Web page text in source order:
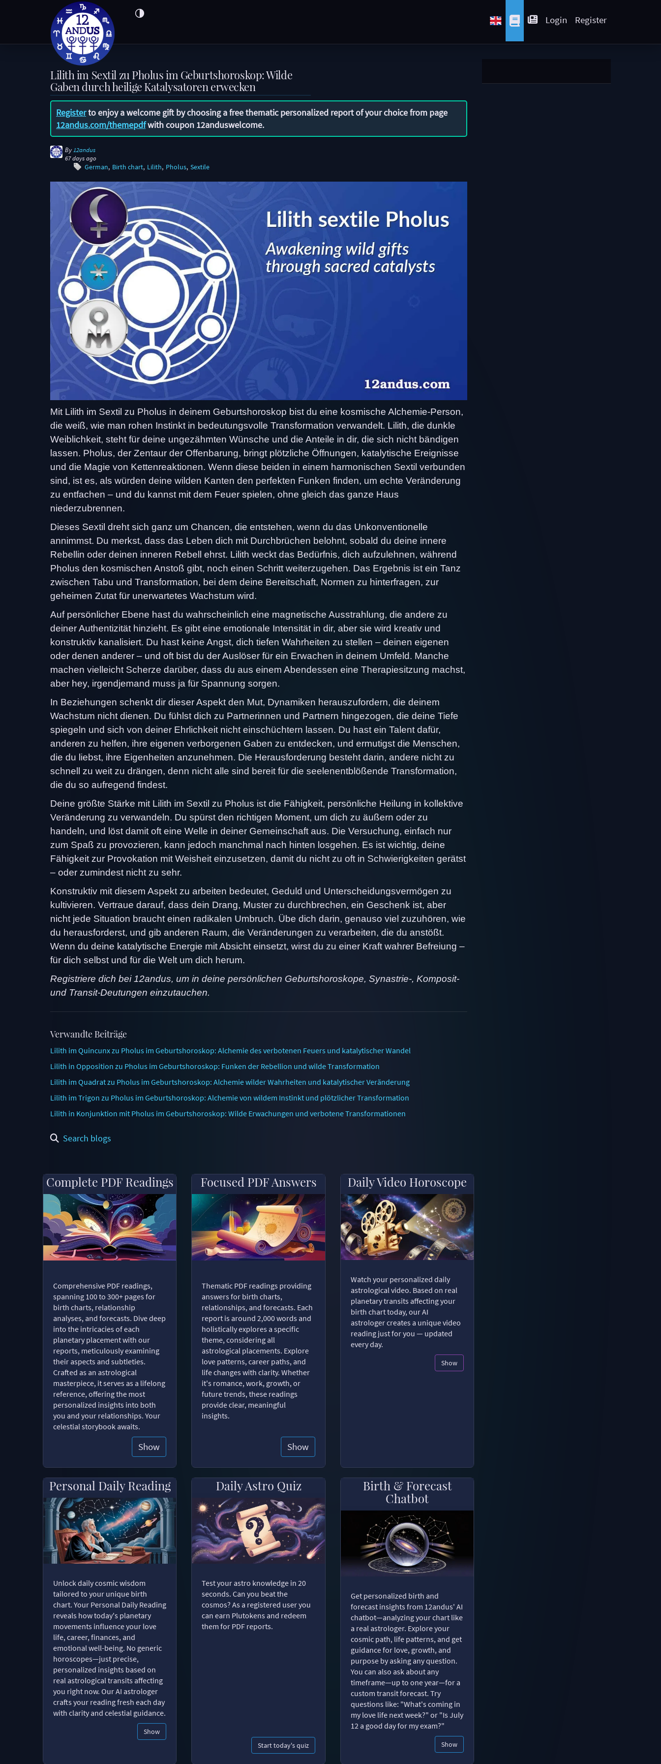
Login Register
Lilith im Sextil zu Pholus im Geburtshoroskop: Wilde
Gaben durch heilige Katalysatoren erwecken
Registerto enjoy a welcome gift by choosing a free thematic personalized report of your choice from page
12andus.com/themepdfwith coupon 12anduswelcome.
By 12andus
67 days ago
German Birth chart Lilith Pholus Sextile
Mit Lilith im Sextil zu Pholus in deinem Geburtshoroskop bist du eine kosmische Alchemie-Person,
die weiß, wie man rohen Instinkt in bedeutungsvolle Transformation verwandelt. Lilith, die dunkle
Weiblichkeit, steht für deine ungezähmten Wünsche und die Anteile in dir, die sich nicht bändigen
lassen. Pholus, der Zentaur der Offenbarung, bringt plötzliche Öffnungen, katalytische Ereignisse
und die Magie von Kettenreaktionen. Wenn diese beiden in einem harmonischen Sextil verbunden
sind, ist es, als würden deine wilden Kanten den perfekten Funken finden, um echte Veränderung
zu entfachen – und du kannst mit dem Feuer spielen, ohne gleich das ganze Haus
niederzubrennen.
Dieses Sextil dreht sich ganz um Chancen, die entstehen, wenn du das Unkonventionelle
annimmst. Du merkst, dass das Leben dich mit Durchbrüchen belohnt, sobald du deine innere
Rebellin oder deinen inneren Rebell ehrst. Lilith weckt das Bedürfnis, dich aufzulehnen, während
Pholus den kosmischen Anstoß gibt, noch einen Schritt weiterzugehen. Das Ergebnis ist ein Tanz
zwischen Tabu und Transformation, bei dem deine Bereitschaft, Normen zu hinterfragen, zur
geheimen Zutat für unerwartetes Wachstum wird.
Auf persönlicher Ebene hast du wahrscheinlich eine magnetische Ausstrahlung, die andere zu
deiner Authentizität hinzieht. Es gibt eine emotionale Intensität in dir, aber sie wird kreativ und
konstruktiv kanalisiert. Du hast keine Angst, dich tiefen Wahrheiten zu stellen – deinen eigenen
oder denen anderer – und oft bist du der Auslöser für ein Erwachen in deinem Umfeld. Manche
machen vielleicht Scherze darüber, dass du aus einem Abendessen eine Therapiesitzung machst,
aber hey, irgendjemand muss ja für Spannung sorgen.
In Beziehungen schenkt dir dieser Aspekt den Mut, Dynamiken herauszufordern, die deinem
Wachstum nicht dienen. Du fühlst dich zu Partnerinnen und Partnern hingezogen, die deine Tiefe
spiegeln und sich von deiner Ehrlichkeit nicht einschüchtern lassen. Du hast ein Talent dafür,
anderen zu helfen, ihre eigenen verborgenen Gaben zu entdecken, und ermutigst die Menschen,
die du liebst, ihre Eigenheiten anzunehmen. Die Herausforderung besteht darin, andere nicht zu
schnell zu weit zu drängen, denn nicht alle sind bereit für die seelenentblößende Transformation,
die du so aufregend findest.
Deine größte Stärke mit Lilith im Sextil zu Pholus ist die Fähigkeit, persönliche Heilung in kollektive
Veränderung zu verwandeln. Du spürst den richtigen Moment, um dich zu äußern oder zu
handeln, und löst damit oft eine Welle in deiner Gemeinschaft aus. Die Versuchung, einfach nur
zum Spaß zu provozieren, kann jedoch manchmal nach hinten losgehen. Es ist wichtig, deine
Fähigkeit zur Provokation mit Weisheit einzusetzen, damit du nicht zu oft in Schwierigkeiten gerätst
– oder zumindest nicht zu sehr.
Konstruktiv mit diesem Aspekt zu arbeiten bedeutet, Geduld und Unterscheidungsvermögen zu
kultivieren. Vertraue darauf, dass dein Drang, Muster zu durchbrechen, ein Geschenk ist, aber
nicht jede Situation braucht einen radikalen Umbruch. Übe dich darin, genauso viel zuzuhören, wie
du herausforderst, und gib anderen Raum, die Veränderungen zu verarbeiten, die du anstößt.
Wenn du deine katalytische Energie mit Absicht einsetzt, wirst du zu einer Kraft wahrer Befreiung –
für dich selbst und für die Welt um dich herum.
Registriere dich bei 12andus, um in deine persönlichen Geburtshoroskope, Synastrie-, Komposit-
und Transit-Deutungen einzutauchen.
Verwandte Beiträge
Lilith im Quincunx zu Pholus im Geburtshoroskop: Alchemie des verbotenen Feuers und katalytischer Wandel
Lilith in Opposition zu Pholus im Geburtshoroskop: Funken der Rebellion und wilde Transformation
Lilith im Quadrat zu Pholus im Geburtshoroskop: Alchemie wilder Wahrheiten und katalytischer Veränderung
Lilith im Trigon zu Pholus im Geburtshoroskop: Alchemie von wildem Instinkt und plötzlicher Transformation
Lilith in Konjunktion mit Pholus im Geburtshoroskop: Wilde Erwachungen und verbotene Transformationen
Search blogs
Complete PDF Readings
Comprehensive PDF readings,
spanning 100 to 300+ pages for
birth charts, relationship
analyses, and forecasts. Dive deep
into the intricacies of each
planetary placement with our
reports, meticulously examining
their aspects and subtleties.
Crafted as an astrological
masterpiece, it serves as a lifelong
reference, offering the most
personalized insights into both
you and your relationships. Your
celestial storybook awaits.
Show
Focused PDF Answers
Thematic PDF readings providing
answers for birth charts,
relationships, and forecasts. Each
report is around 2,000 words and
holistically explores a specific
theme, considering all
astrological placements. Explore
love patterns, career paths, and
life changes with clarity. Whether
it's romance, work, growth, or
future trends, these readings
provide clear, meaningful
insights.
Show
Daily Video Horoscope
Watch your personalized daily
astrological video. Based on real
planetary transits affecting your
birth chart today, our AI
astrologer creates a unique video
reading just for you — updated
every day.
Show
Personal Daily Reading
Unlock daily cosmic wisdom
tailored to your unique birth
chart. Your Personal Daily Reading
reveals how today's planetary
movements influence your love
life, career, finances, and
emotional well-being. No generic
horoscopes—just precise,
personalized insights based on
real astrological transits affecting
you right now. Our AI astrologer
crafts your reading fresh each day
with clarity and celestial guidance.
Show
Daily Astro Quiz
Test your astro knowledge in 20
seconds. Can you beat the
cosmos? As a registered user you
can earn Plutokens and redeem
them for PDF reports.
Start today's quiz
Birth & Forecast
Chatbot
Get personalized birth and
forecast insights from 12andus' AI
chatbot—analyzing your chart like
a real astrologer. Explore your
cosmic path, life patterns, and get
guidance for love, growth, and
purpose by asking any question.
You can also ask about any
timeframe—up to one year—for a
custom transit forecast. Try
questions like: "What's coming in
my love life next week?" or "Is July
12 a good day for my exam?"
Show